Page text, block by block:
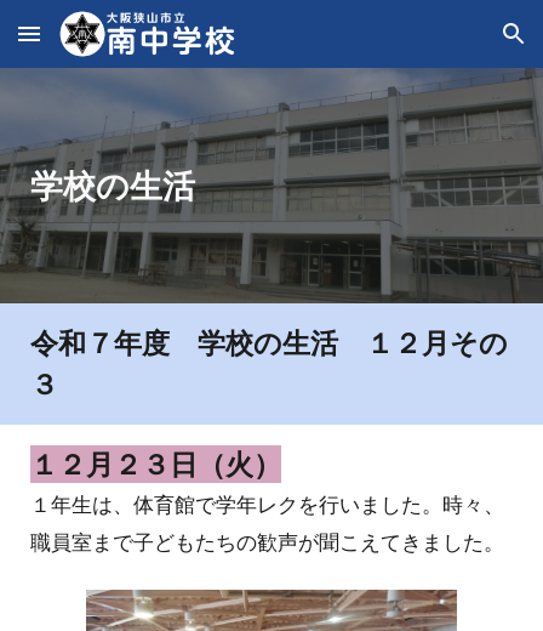
Skip to main content Skip to navigation
学校の生活
令和７年度 学校の生活 １２月その
３
１２月 ２３ 日（火）
１年生は、体育館で学年レクを行いました。時々、
職員室まで子どもたちの歓声が聞こえてきました。